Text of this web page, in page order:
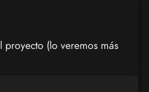
(lo veremos más